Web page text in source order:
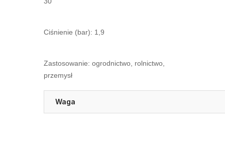
Ciśnienie (bar): 1,9
Zastosowanie: ogrodnictwo, rolnictwo,
przemysł
Waga